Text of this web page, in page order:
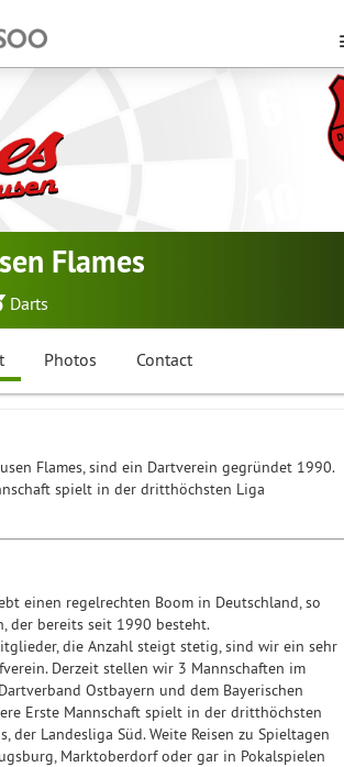
Flames
Darts
Photos Contact
Flames, sind ein Dartverein gegründet 1990.
spielt in der dritthöchsten Liga
einen regelrechten Boom in Deutschland, so
der bereits seit 1990 besteht.
die Anzahl steigt stetig, sind wir ein sehr
Derzeit stellen wir 3 Mannschaften im
Ostbayern und dem Bayerischen
Erste Mannschaft spielt in der dritthöchsten
der Landesliga Süd. Weite Reisen zu Spieltagen
Marktoberdorf oder gar in Pokalspielen